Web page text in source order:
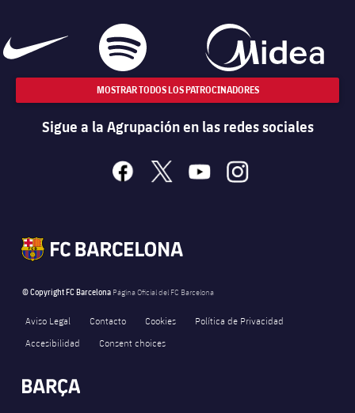
MOSTRAR TODOS LOS PATROCINADORES
Sigue a la Agrupación en las redes sociales
facebook
x youtubeinstagram
© Copyright FC Barcelona Página Oficial del FC Barcelona
Aviso Legal Contacto Cookies
Política de Privacidad
Accesibilidad
Consent choices